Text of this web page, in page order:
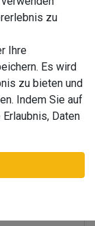
für anspruchsvolle
hochwertigen
zu
Ihre
Es wird
zu bieten und
Indem Sie auf
Daten